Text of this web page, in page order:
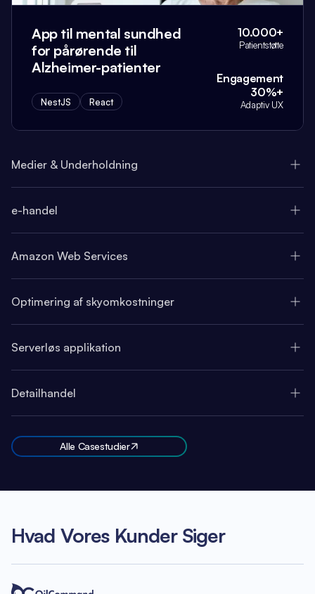
App til mental sundhed
for pårørende til
Alzheimer-patienter
NestJS React
10.000+
Patientstøtte
Engagement
30%+
Adaptiv UX
Medier & Underholdning
e-handel
Amazon Web Services
Optimering af skyomkostninger
Serverløs applikation
Detailhandel
Alle Casestudier
Hvad Vores Kunder Siger